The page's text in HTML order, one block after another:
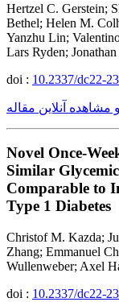
Hertzel C. Gerstein;
Bethel; Helen M.
Yanzhu Lin;
Lars Ryden;
doi : 10.2337/dc22-
مشاهده آنلاین مقاله
Novel Once-
Similar
Comparable to
Type 1 Diabetes
Christof M. Kazda;
Zhang; Emmanuel
Wullenweber; Axel
doi : 10.2337/dc22-